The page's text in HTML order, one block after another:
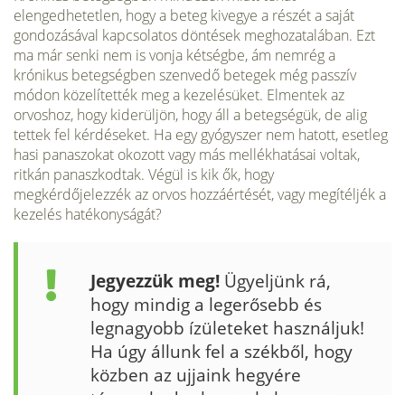
elengedhetetlen, hogy a beteg kivegye a részét a saját
gondozásával kapcsolatos döntések meghozatalában. Ezt
ma már senki nem is vonja két­ségbe, ám nemrég a
krónikus betegségben szenvedő betegek még passzív
módon közelítették meg a kezelésüket. Elmentek az
orvoshoz, hogy kiderüljön, hogy áll a betegségük, de alig
tet­tek fel kérdéseket. Ha egy gyógyszer nem hatott, esetleg
hasi panaszokat okozott vagy más mellékhatásai voltak,
ritkán pa­naszkodtak. Végül is kik ők, hogy
megkérdőjelezzék az orvos hozzáértését, vagy megítéljék a
kezelés hatékonyságát?
Jegyezzük meg! Ügyeljünk rá,
hogy mindig a legerősebb és
legnagyobb ízületeket használjuk!
Ha úgy állunk fel a székből, hogy
közben az ujjaink hegyére